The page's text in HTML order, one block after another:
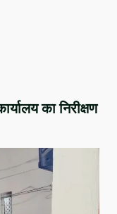
का निरीक्षण